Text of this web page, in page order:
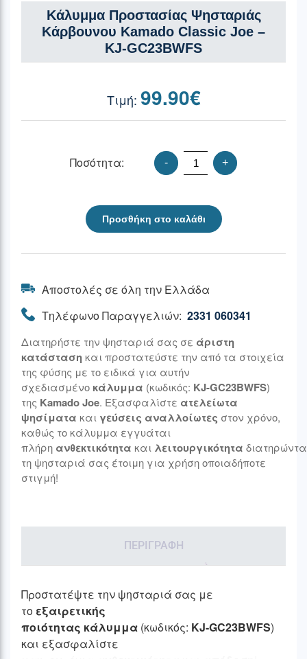
Κάλυμμα Προστασίας Ψησταριάς
Κάρβουνου Kamado Classic Joe –
KJ-GC23BWFS
99.90€
Ποσότητα: - +
Προσθήκη στο καλάθι
Αποστολές σε όλη την Ελλάδα
Τηλέφωνο Παραγγελιών: 2331 060341
Διατηρήστε την ψησταριά σας σε άριστη
κατάσταση και προστατεύστε την από τα στοιχεία
της φύσης με το ειδικά για αυτήν
σχεδιασμένο κάλυμμα (κωδικός: KJ-GC23BWFS)
της Kamado Joe. Εξασφαλίστε ατελείωτα
ψησίματα και γεύσεις αναλλοίωτες στον χρόνο,
καθώς το κάλυμμα εγγυάται
πλήρη ανθεκτικότητα και λειτουργικότητα
τη ψησταριά σας έτοιμη για χρήση οποιαδήποτε
στιγμή!
ΠΕΡΙΓΡΑΦΉ
Προστατέψτε την ψησταριά σας με
το εξαιρετικής
ποιότητας κάλυμμα (κωδικός: KJ-GC23BWFS)
και εξασφαλίστε